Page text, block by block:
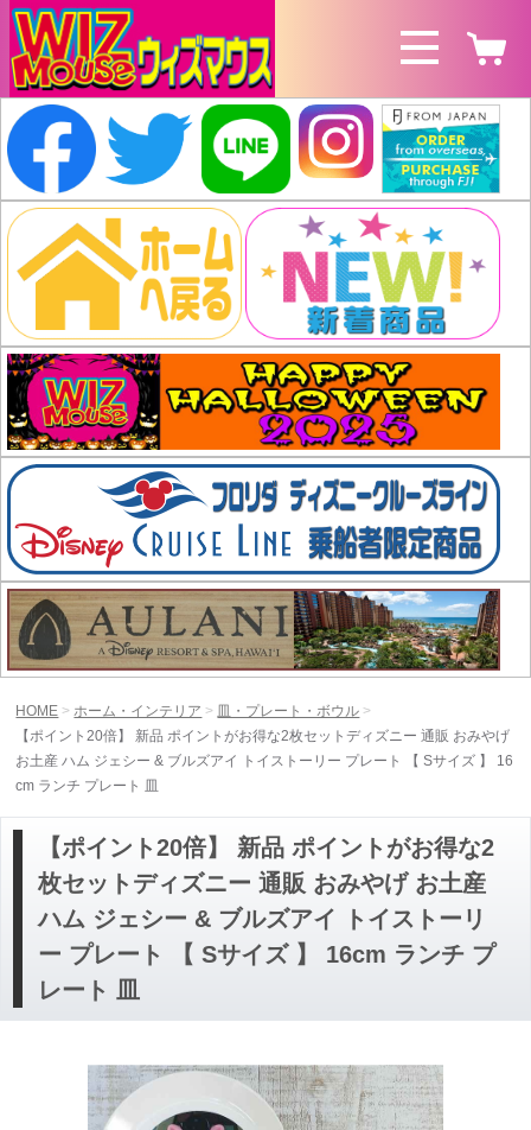
HOME ホーム・インテリア
皿・プレート・ボウル
【ポイント20倍】 新品 ポイントがお得な2枚セットディズニー 通販 おみやげ
お土産 ハム ジェシー & ブルズアイ トイストーリー プレート 【 Sサイズ 】 16
cm ランチ プレート 皿
【ポイント20倍】 新品 ポイントがお得な2
枚セットディズニー 通販 おみやげ お土産
ハム ジェシー & ブルズアイ トイストーリ
ー プレート 【 Sサイズ 】 16cm ランチ プ
レート 皿